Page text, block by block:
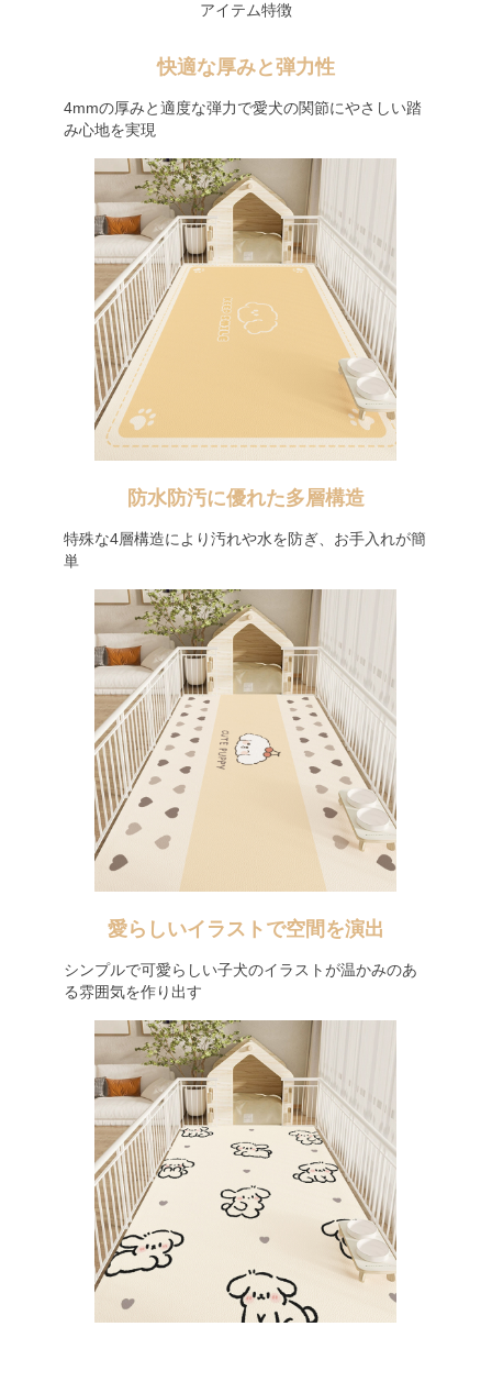
アイテム特徴
快適な厚みと弾力性
4mmの厚みと適度な弾力で愛犬の関節にやさしい踏
み心地を実現
防水防汚に優れた多層構造
特殊な4層構造により汚れや水を防ぎ、お手入れが簡
単
愛らしいイラストで空間を演出
シンプルで可愛らしい子犬のイラストが温かみのあ
る雰囲気を作り出す